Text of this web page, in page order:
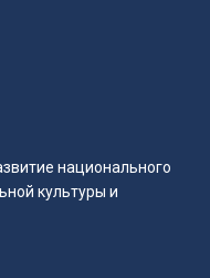
национального
культуры и